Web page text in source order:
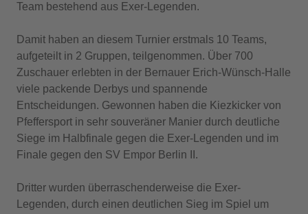
Team bestehend aus Exer-Legenden.
Damit haben an diesem Turnier erstmals 10 Teams,
aufgeteilt in 2 Gruppen, teilgenommen. Über 700
Zuschauer erlebten in der Bernauer Erich-Wünsch-Halle
viele packende Derbys und spannende
Entscheidungen. Gewonnen haben die Kiezkicker von
Pfeffersport in sehr souveräner Manier durch deutliche
Siege im Halbfinale gegen die Exer-Legenden und im
Finale gegen den SV Empor Berlin II.
Dritter wurden überraschenderweise die Exer-
Legenden, durch einen deutlichen Sieg im Spiel um